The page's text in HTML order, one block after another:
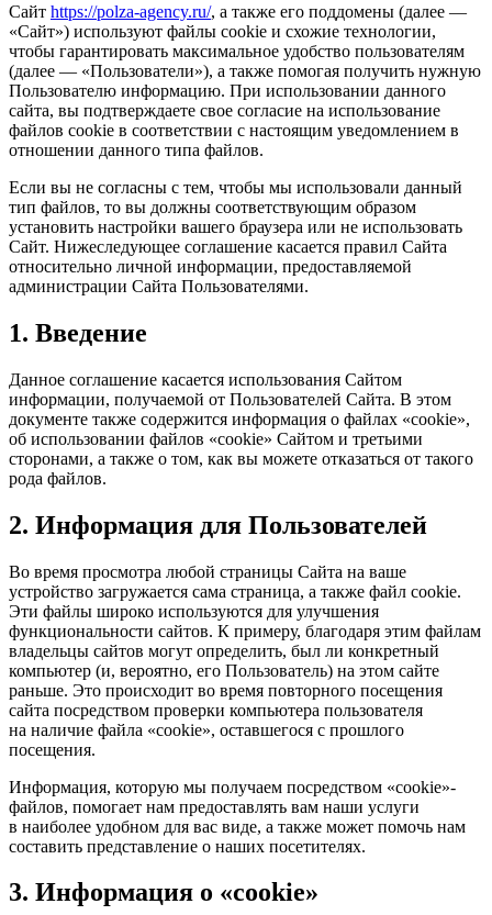
Сайт https://polza-agency.ru/, а также его поддомены (далее —
«Сайт») используют файлы cookie и схожие технологии,
чтобы гарантировать максимальное удобство пользователям
(далее — «Пользователи»), а также помогая получить нужную
Пользователю информацию. При использовании данного
сайта, вы подтверждаете свое согласие на использование
файлов cookie в соответствии с настоящим уведомлением в
отношении данного типа файлов.
Если вы не согласны с тем, чтобы мы использовали данный
тип файлов, то вы должны соответствующим образом
установить настройки вашего браузера или не использовать
Сайт. Нижеследующее соглашение касается правил Сайта
относительно личной информации, предоставляемой
администрации Сайта Пользователями.
1. Введение
Данное соглашение касается использования Сайтом
информации, получаемой от Пользователей Сайта. В этом
документе также содержится информация о файлах «cookie»,
об использовании файлов «cookie» Сайтом и третьими
сторонами, а также о том, как вы можете отказаться от такого
рода файлов.
2. Информация для Пользователей
Во время просмотра любой страницы Сайта на ваше
устройство загружается сама страница, а также файл cookie.
Эти файлы широко используются для улучшения
функциональности сайтов. К примеру, благодаря этим файлам
владельцы сайтов могут определить, был ли конкретный
компьютер (и, вероятно, его Пользователь) на этом сайте
раньше. Это происходит во время повторного посещения
сайта посредством проверки компьютера пользователя
на наличие файла «cookie», оставшегося с прошлого
посещения.
Информация, которую мы получаем посредством «cookie»-
файлов, помогает нам предоставлять вам наши услуги
в наиболее удобном для вас виде, а также может помочь нам
составить представление о наших посетителях.
3. Информация о «cookie»